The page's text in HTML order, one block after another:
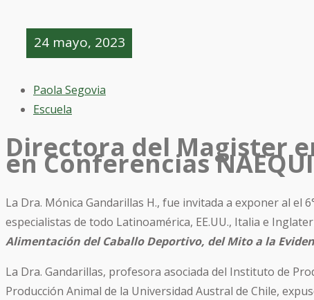
24 mayo, 2023
Paola Segovia
Escuela
Directora del Magister
en Conferencias
La Dra. Mónica Gandarillas H., fue invitada a exponer al
especialistas de todo Latinoamérica, EE.UU., Italia e
Alimentación del Caballo Deportivo, del Mito a la
La Dra. Gandarillas, profesora asociada del Instituto de
Producción Animal de la Universidad Austral de Chile,